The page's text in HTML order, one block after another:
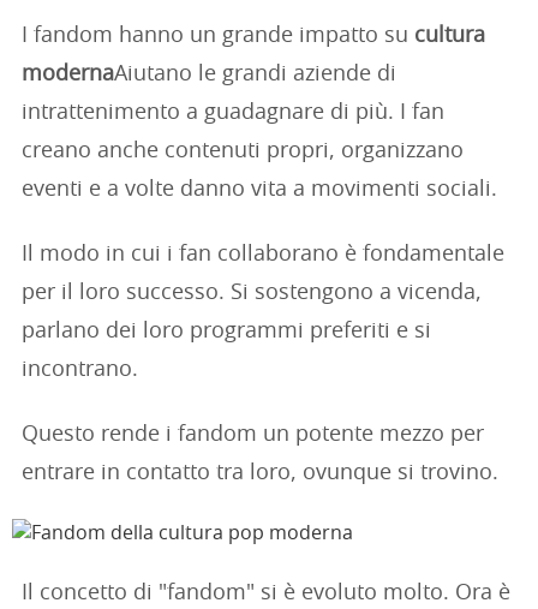
I fandom hanno un grande impatto su cultura
modernaAiutano le grandi aziende di
intrattenimento a guadagnare di più. I fan
creano anche contenuti propri, organizzano
eventi e a volte danno vita a movimenti sociali.
Il modo in cui i fan collaborano è fondamentale
per il loro successo. Si sostengono a vicenda,
parlano dei loro programmi preferiti e si
incontrano.
Questo rende i fandom un potente mezzo per
entrare in contatto tra loro, ovunque si trovino.
Il concetto di "fandom" si è evoluto molto. Ora è